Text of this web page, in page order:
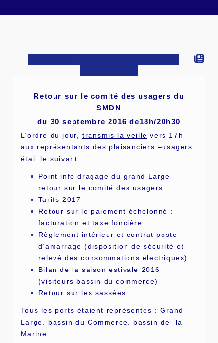
Retour sur le comité des usagers du
SMDN
du 30 septembre 2016 de18h/20h30
L’ordre du jour, transmis la veille vers 17h
aux représentants des plaisanciers –usagers
était le suivant :
Point info dragage du grand Large –
retour sur le comité des usagers
Tarifs 2017
Retour sur le paiement échelonné :
facturation et taxe foncière
Règlement intérieur et contrat poste
d’amarrage (disposition de sécurité et
relevé des consommations électriques)
Bilan de la saison estivale 2016
(visiteurs bassin du commerce)
Retour sur les sassées
Tous les ports étaient représentés : Grand
Large, bassin du Commerce, bassin de la
Marine.